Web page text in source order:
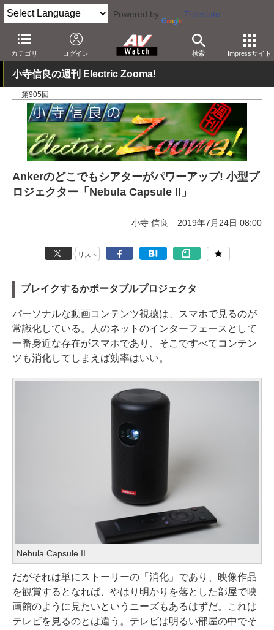
Powered by Translate
カテゴリ ログイン 検索 Impressサイト
AV Watch 製品 プロジェクタ
小寺信良の週刊 Electric Zooma!
第905回
Ankerのどこでもシアターがパワーアップ! 小型プ
ロジェクター「Nebula Capsule II」
小寺 信良 2019年7月24日 08:00
リスト
ブレイクするかポータブルプロジェクタ
パーソナルな動画コンテンツ視聴は、スマホで見るのが
常識化している。人のネットのインターフェースとして
一番身近な存在がスマホであり、そこですべてコンテン
ツも消化してしまえば効率はいい。
Nebula Capsule II
だがそれは単にストーリーの「消化」であり、映像作品
を観賞するとなれば、やはり明かりを落とした部屋で映
画館のように見たいというニーズもあるはずだ。これは
テレビを見るのとは違う。テレビは明るい部屋の中でそ